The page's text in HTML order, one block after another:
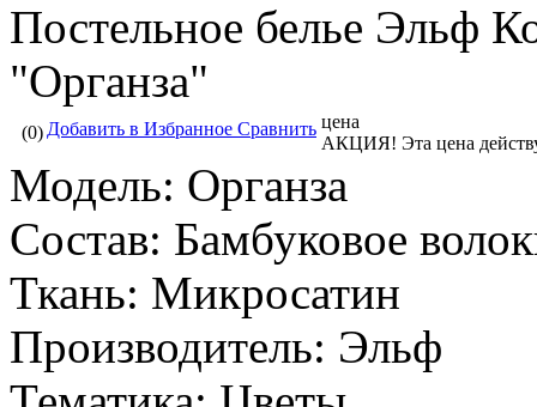
Постельное белье Эльф
"Органза"
(0) Добавить в Избранное Сравнить цена
АКЦИЯ! Эта цена
Модель: Органза
Состав: Бамбуковое
Ткань: Микросатин
Производитель: Эльф